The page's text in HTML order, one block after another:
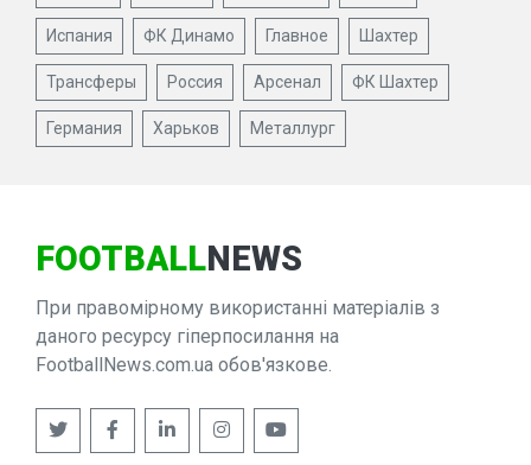
Испания ФК Динамо Главное Шахтер
Трансферы Россия Арсенал ФК Шахтер
Германия Харьков Металлург
FOOTBALLNEWS
При правомірному використанні матеріалів з
даного ресурсу гіперпосилання на
FootballNews.com.ua обов'язкове.